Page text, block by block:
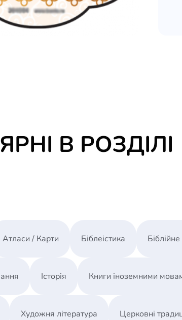
В РОЗДІЛІ
Атласи / Карти Біблеістика
Історія Книги іноземними
Художня література Церковні